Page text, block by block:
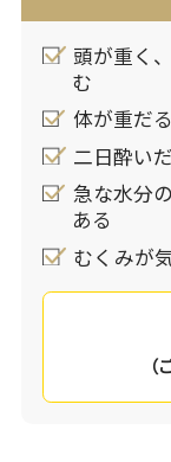
感覚器の働き
も「水」が溢
また痛みは
である「血」
えます。余
れを阻滞する
くなります。
漢方薬は、
など適切な排
余分な水分自
ことで、不
眠くなる成
っては困る
あなたの頭
頭が重く
む
体が重だ
二日酔いだ
急な水分
ある
むくみが
（